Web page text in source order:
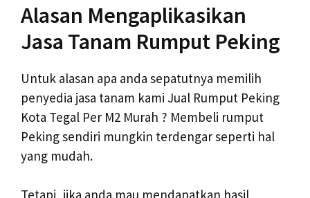
Alasan Mengaplikasikan
Jasa Tanam Rumput Peking
Untuk alasan apa anda sepatutnya memilih
penyedia jasa tanam kami Jual Rumput Peking
Kota Tegal Per M2 Murah ? Membeli rumput
Peking sendiri mungkin terdengar seperti hal
yang mudah.